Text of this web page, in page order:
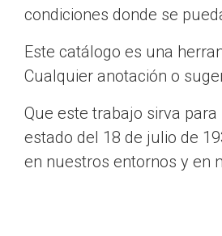
condiciones donde se
Este catálogo es una
Cualquier anotación o
Que este trabajo sirva
estado del 18 de julio de
en nuestros entornos y en